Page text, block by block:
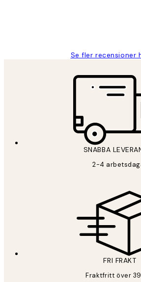
Se fler recensioner
SNABBA
2-4
FRI FRAKT
Fraktfritt över